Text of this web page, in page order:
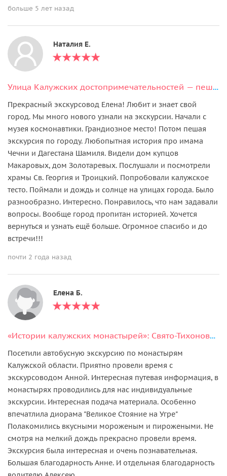
больше 5 лет назад
Наталия Е.
Улица Калужских достопримечательностей — пешеходная экскурсия
Прекрасный экскурсовод Елена! Любит и знает свой
город. Мы много нового узнали на экскурсии. Начали с
музея космонавтики. Грандиозное место! Потом пешая
экскурсия по городу. Любопытная история про имама
Чечни и Дагестана Шамиля. Видели дом купцов
Макаровых, дом Золотаревых. Послушали и посмотрели
храмы Св. Георгия и Троицкий. Попробовали калужское
тесто. Поймали и дождь и солнце на улицах города. Было
разнообразно. Интересно. Понравилось, что нам задавали
вопросы. Вообще город пропитан историей. Хочется
вернуться и узнать ещё больше. Огромное спасибо и до
встречи!!!
почти 2 года назад
Елена Б.
«Истории калужских монастырей»: Свято-Тихонова пустынь и Спас-на-Угре
Посетили автобусную экскурсию по монастырям
Калужской области. Приятно провели время с
экскурсоводом Анной. Интересная путевая информация, в
монастырях проводились для нас индивидуальные
экскурсии. Интересная подача материала. Особенно
впечатлила диорама "Великое Стояние на Угре"
Полакомились вкусными мороженым и пирожеными. Не
смотря на мелкий дождь прекрасно провели время.
Экскурсия была интересная и очень познавательная.
Большая благодарность Анне. И отдельная благодарность